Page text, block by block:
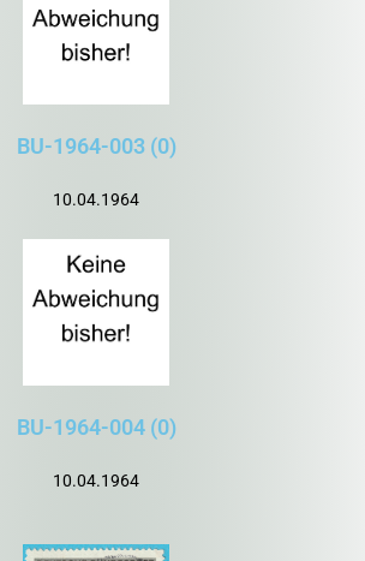
BU-1964-003 (0)
10.04.1964
BU-1964-004 (0)
10.04.1964